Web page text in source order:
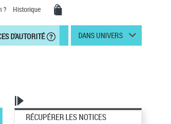
? Historique
D'AUTORITÉ DANS UNIVERS
RÉCUPÉRER LES NOTICES